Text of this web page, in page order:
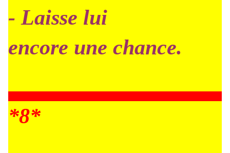
- Laisse lui
encore une chance.
*8*